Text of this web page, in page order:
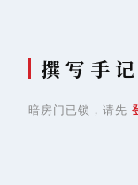
撰 写 手 记
暗房门已锁，请先